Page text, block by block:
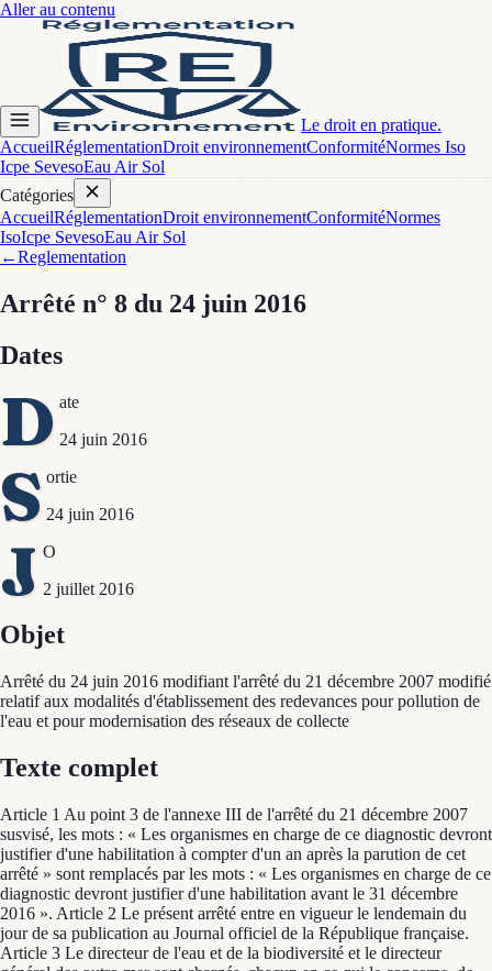
Aller au contenu
Le droit en pratique.
AccueilRéglementationDroit environnementConformitéNormes Iso
Icpe SevesoEau Air Sol
Catégories
AccueilRéglementationDroit environnementConformitéNormes
IsoIcpe SevesoEau Air Sol
←Reglementation
Arrêté n° 8 du 24 juin 2016
Dates
D ate
24 juin 2016
S ortie
24 juin 2016
J O
2 juillet 2016
Objet
Arrêté du 24 juin 2016 modifiant l'arrêté du 21 décembre 2007 modifié
relatif aux modalités d'établissement des redevances pour pollution de
l'eau et pour modernisation des réseaux de collecte
Texte complet
Article 1 Au point 3 de l'annexe III de l'arrêté du 21 décembre 2007
susvisé, les mots : « Les organismes en charge de ce diagnostic devront
justifier d'une habilitation à compter d'un an après la parution de cet
arrêté » sont remplacés par les mots : « Les organismes en charge de ce
diagnostic devront justifier d'une habilitation avant le 31 décembre
2016 ». Article 2 Le présent arrêté entre en vigueur le lendemain du
jour de sa publication au Journal officiel de la République française.
Article 3 Le directeur de l'eau et de la biodiversité et le directeur